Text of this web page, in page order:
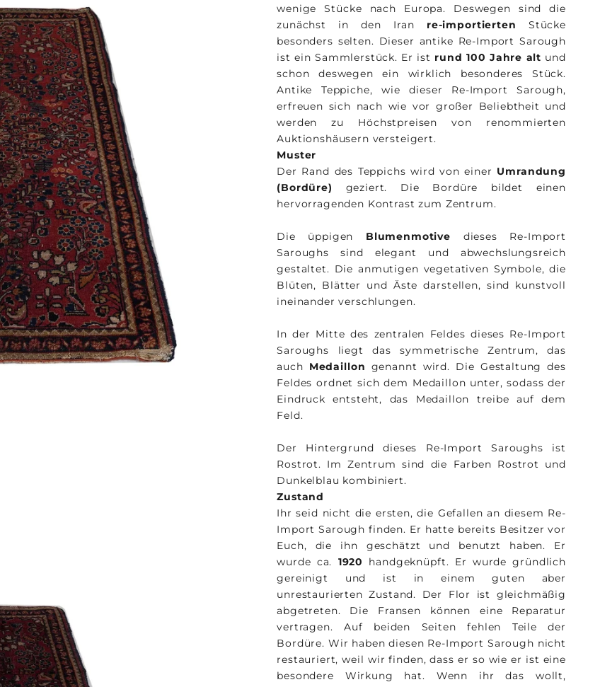
wenige Stücke nach Europa. Deswegen sind die
zunächst in den Iran re-importierten Stücke
besonders selten. Dieser antike Re-Import Sarough
ist ein Sammlerstück. Er ist rund 100 Jahre alt und
schon deswegen ein wirklich besonderes Stück.
Antike Teppiche, wie dieser Re-Import Sarough,
erfreuen sich nach wie vor großer Beliebtheit und
werden zu Höchstpreisen von renommierten
Auktionshäusern versteigert.
Muster
Der Rand des Teppichs wird von einer Umrandung
(Bordüre) geziert. Die Bordüre bildet einen
hervorragenden Kontrast zum Zentrum.
Die üppigen Blumenmotive dieses Re-Import
Saroughs sind elegant und abwechslungsreich
gestaltet. Die anmutigen vegetativen Symbole, die
Blüten, Blätter und Äste darstellen, sind kunstvoll
ineinander verschlungen.
In der Mitte des zentralen Feldes dieses Re-Import
Saroughs liegt das symmetrische Zentrum, das
auch Medaillon genannt wird. Die Gestaltung des
Feldes ordnet sich dem Medaillon unter, sodass der
Eindruck entsteht, das Medaillon treibe auf dem
Feld.
Der Hintergrund dieses Re-Import Saroughs ist
Rostrot. Im Zentrum sind die Farben Rostrot und
Dunkelblau kombiniert.
Zustand
Ihr seid nicht die ersten, die Gefallen an diesem Re-
Import Sarough finden. Er hatte bereits Besitzer vor
Euch, die ihn geschätzt und benutzt haben. Er
wurde ca. 1920
handgeknüpft. Er wurde gründlich
gereinigt und ist in einem guten aber
unrestaurierten Zustand. Der Flor ist gleichmäßig
abgetreten. Die Fransen können eine Reparatur
vertragen. Auf beiden Seiten fehlen Teile der
Bordüre. Wir haben diesen Re-Import Sarough nicht
restauriert, weil wir finden, dass er so wie er ist eine
besondere Wirkung hat. Wenn ihr das wollt,